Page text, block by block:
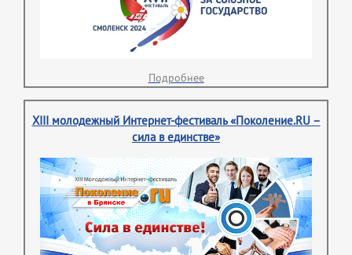
Подробнее
XIII молодежный Интернет-фестиваль «Поколение.RU –
сила в единстве»